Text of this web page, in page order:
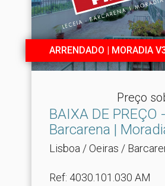
ARRENDADO | MORADIA
Preço
BAIXA DE PREÇO
Barcarena |
Lisboa / Oeiras /
Ref: 4030.101.030 AM